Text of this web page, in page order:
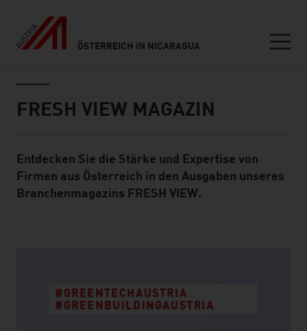
ÖSTERREICH IN NICARAGUA
FRESH VIEW MAGAZIN
Standard Content Module
Entdecken Sie die Stärke und Expertise von
Firmen aus Österreich in den Ausgaben unseres
Branchenmagazins FRESH VIEW.
#GREENTECHAUSTRIA
#GREENBUILDINGAUSTRIA